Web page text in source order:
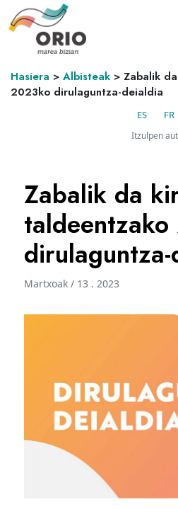
Hasiera > Albisteak > Zabalik
2023ko dirulaguntza-deialdia
ES FR
Itzulpen
Zabalik da
Martxoak / 13 . 2023